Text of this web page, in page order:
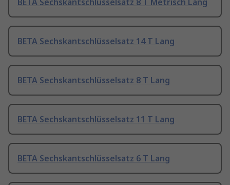
BETA Sechskantschlüsselsatz 14 T Lang
BETA Sechskantschlüsselsatz 8 T Lang
BETA Sechskantschlüsselsatz 11 T Lang
BETA Sechskantschlüsselsatz 6 T Lang